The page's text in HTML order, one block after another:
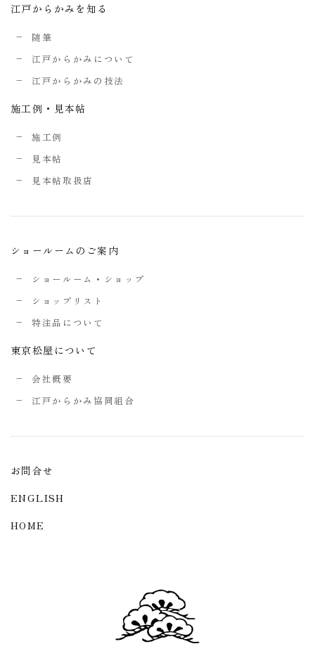
江戸からかみを知る
随筆
江戸からかみについて
江戸からかみの技法
施工例・見本帖
施工例
見本帖
見本帖取扱店
ショールームのご案内
ショールーム・ショップ
ショップリスト
特注品について
東京松屋について
会社概要
江戸からかみ協同組合
お問合せ
ENGLISH
HOME